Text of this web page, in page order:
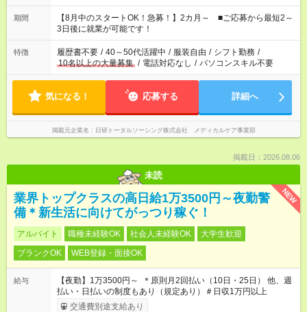
と休みを合わせたい」 「余裕を持って夕飯の準備がしたい」
「できれば残業はしたくない」 など、ご希望を教えてください
ね。 ※Wワーク希望の方へ 今ご覧のお仕事で希望する勤務時間
と、もう1つのお仕事の勤務時間。 合計で週40時間を超える場
合は応募できません。
期間
【8月中のスタートOK！急募！】2カ月～ ■ご応募から最短2～
3日後に就業が可能です！
特徴 履歴書不要 / 40～50代活躍中 / 服装自由 / シフト勤務 /
10名以上の大量募集 / 電話対応なし / パソコンスキル不要
気になる！ 応募する 詳細へ
掲載元企業名 日研トータルソーシング株式会社 メディカルケア事業部
掲載日：2026.08.06
未読
NEW
業界トップクラスの高日給1万3500円～夜勤警
備＊新生活に向けてがっつり稼ぐ！
アルバイト 職種未経験OK 社会人未経験OK
大学生歓迎
ブランクOK
WEB登録・面接OK
給与
【夜勤】1万3500円～ ＊原則月2回払い（10日・25日） 他、週
払い・日払いの制度もあり（規定あり）＃日収1万円以上
交通費別途支給あり